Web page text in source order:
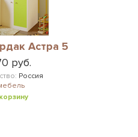
Астра 5
руб.
Россия